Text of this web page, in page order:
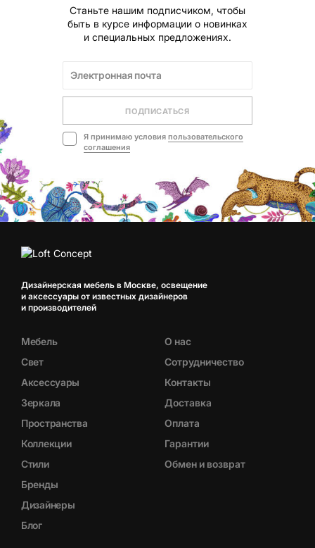
Станьте нашим подписчиком, чтобы
быть в курсе информации о новинках
и специальных предложениях.
ПОДПИСАТЬСЯ
Я принимаю условия пользовательского
соглашения
Дизайнерская мебель в Москве, освещение
и аксессуары от известных дизайнеров
и производителей
Мебель
Свет
Аксессуары
Зеркала
Пространства
Коллекции
Стили
Бренды
Дизайнеры
Блог
О нас
Сотрудничество
Контакты
Доставка
Оплата
Гарантии
Обмен и возврат